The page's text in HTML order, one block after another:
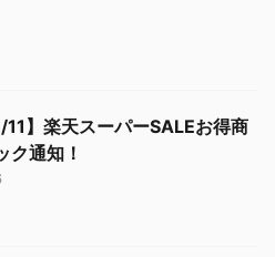
11】楽天スーパーSALEお得商
ク通知！